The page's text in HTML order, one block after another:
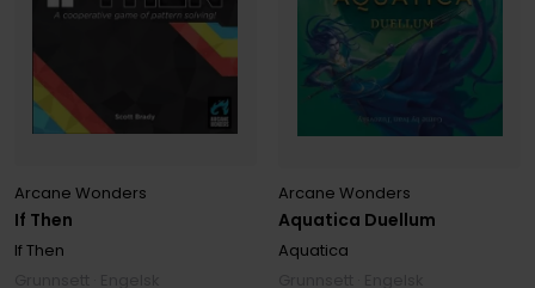
If Then
Arcane Wonders
If Then
Aquatica Duellum
Arcane Wonders
Aquatica